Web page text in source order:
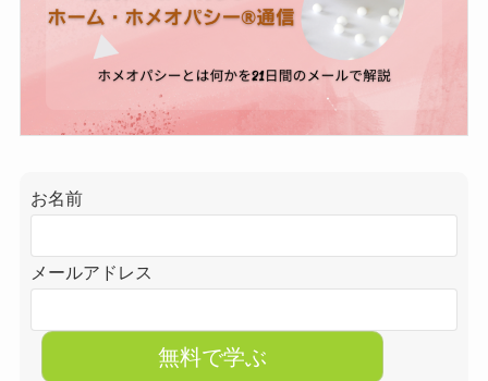
お名前
メールアドレス